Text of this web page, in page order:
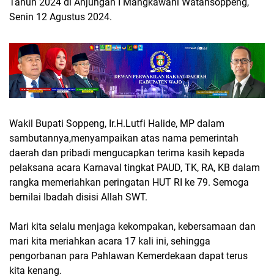
Senin 12 Agustus 2024.
Wakil Bupati Soppeng, Ir.H.Lutfi Halide, MP dalam
sambutannya,menyampaikan atas nama pemerintah
daerah dan pribadi mengucapkan terima kasih kepada
pelaksana acara Karnaval tingkat PAUD, TK, RA, KB dalam
rangka memeriahkan peringatan HUT RI ke 79. Semoga
bernilai Ibadah disisi Allah SWT.
Mari kita selalu menjaga kekompakan, kebersamaan dan
mari kita meriahkan acara 17 kali ini, sehingga
pengorbanan para Pahlawan Kemerdekaan dapat terus
kita kenang.